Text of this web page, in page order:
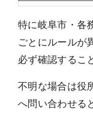
特に岐阜市・各
ごとにルールが
必ず確認するこ
不明な場合は役
へ問い合わせる